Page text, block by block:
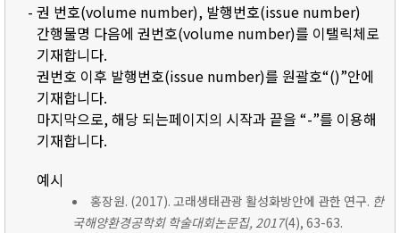
- 권 번호(volume number), 발행번호(issue number)
간행물명 다음에 권번호(volume number)를 이탤릭체로
기재합니다.
권번호 이후 발행번호(issue number)를 원괄호“()”안에
기재합니다.
마지막으로, 해당 되는페이지의 시작과 끝을 “-”를 이용해
기재합니다.
예시
홍장원. (2017). 고래생태관광 활성화방안에 관한 연구. 한
국해양환경공학회 학술대회논문집, 2017(4), 63-63.